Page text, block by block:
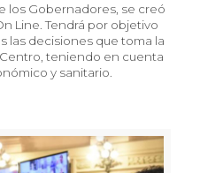
los Gobernadores, se creó
Line. Tendrá por objetivo
las decisiones que toma la
teniendo en cuenta
y sanitario.